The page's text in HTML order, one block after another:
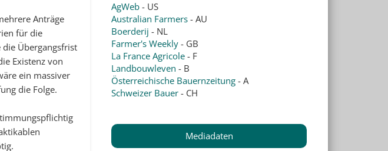
Anträge
für die
Übergangsfrist
Existenz von
ein massiver
die Folge.
AgWeb - US
Australian Farmers - AU
Boerderij - NL
Farmer's Weekly - GB
La France Agricole - F
Landbouwleven - B
Österreichische Bauernzeitung - A
Schweizer Bauer - CH
Mediadaten